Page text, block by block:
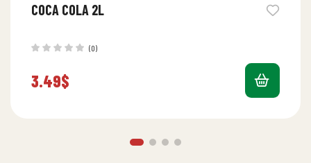
COCA COLA 2L
(0)
3.49$